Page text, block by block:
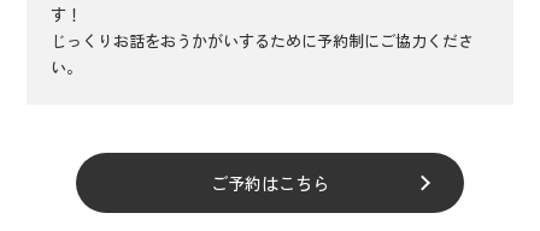
す！
じっくりお話をおうかがいするために予約制にご協力くださ
い。
ご予約はこちら